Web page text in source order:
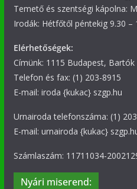
Temető és szentségi kápolna:
Irodák: Hétfőtől péntekig 9.30 –
Elérhetőségek:
Címünk: 1115 Budapest,
Telefon és fax: (1) 203-8915
E-mail: iroda {kukac} szgp.hu
Urnairoda telefonszáma: (1)
E-mail: urnairoda {kukac}
Számlaszám: 11711034-
Nyári miserend: